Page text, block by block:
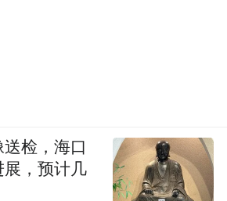
检，海口
展，预计几